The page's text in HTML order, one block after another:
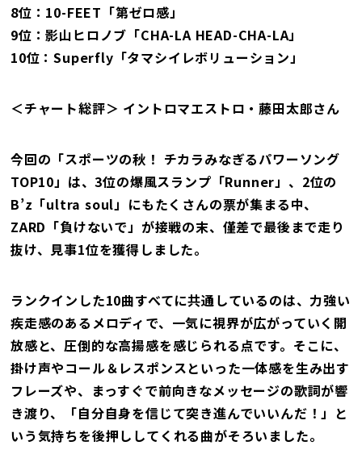
8位：10-FEET「第ゼロ感」
9位：影山ヒロノブ「CHA-LA HEAD-CHA-LA」
10位：Superfly「タマシイレボリューション」
＜チャート総評＞ イントロマエストロ・藤田太郎さん
今回の「スポーツの秋！ チカラみなぎるパワーソング
TOP10」は、3位の爆風スランプ「Runner」、2位の
B’z「ultra soul」にもたくさんの票が集まる中、
ZARD「負けないで」が接戦の末、僅差で最後まで走り
抜け、見事1位を獲得しました。
ランクインした10曲すべてに共通しているのは、力強い
疾走感のあるメロディで、一気に視界が広がっていく開
放感と、圧倒的な高揚感を感じられる点です。そこに、
掛け声やコール＆レスポンスといった一体感を生み出す
フレーズや、まっすぐで前向きなメッセージの歌詞が響
き渡り、「自分自身を信じて突き進んでいいんだ！」と
いう気持ちを後押ししてくれる曲がそろいました。